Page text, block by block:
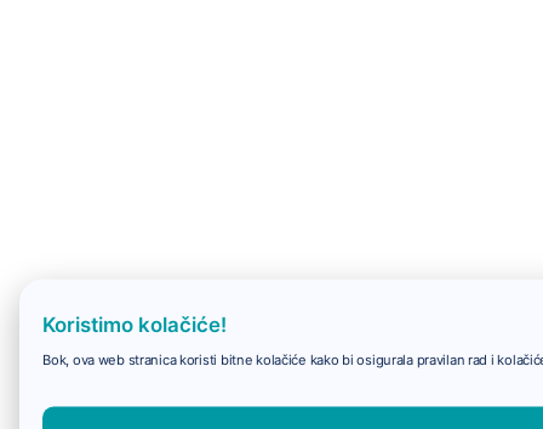
Koristimo kolačiće!
Bok, ova web stranica koristi bitne kolačiće kako bi osigurala pravilan rad i